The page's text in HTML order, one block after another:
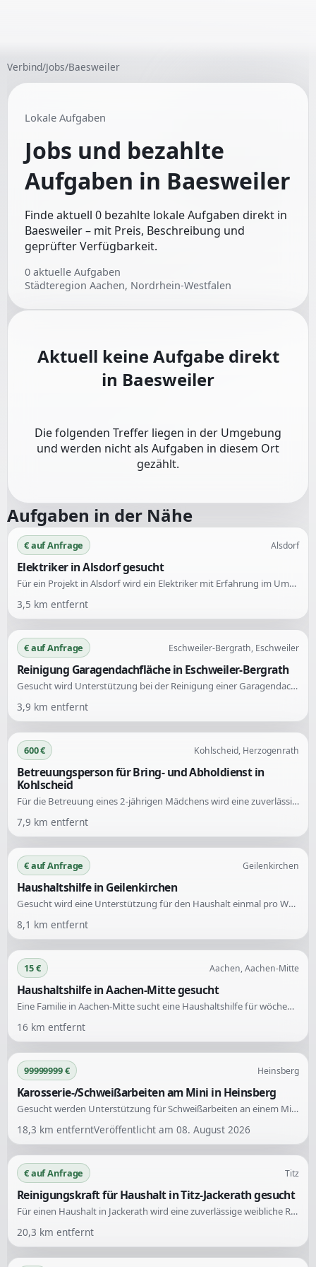
Verbind/Jobs/Baesweiler
Lokale Aufgaben
Jobs und bezahlte
Aufgaben in Baesweiler
Finde aktuell 0 bezahlte lokale Aufgaben direkt in
Baesweiler – mit Preis, Beschreibung und
geprüfter Verfügbarkeit.
0 aktuelle Aufgaben
Städteregion Aachen, Nordrhein-Westfalen
Aktuell keine Aufgabe direkt
in Baesweiler
Die folgenden Treffer liegen in der Umgebung
und werden nicht als Aufgaben in diesem Ort
gezählt.
Aufgaben in der Nähe
€ auf Anfrage Alsdorf
Elektriker in Alsdorf gesucht
Für ein Projekt in Alsdorf wird ein Elektriker mit Erfahrung im Umgang mit Bseed Touch Schaltern gesucht. Es handelt sich um eine einmalige Hilfeleistung.
3,5 km entfernt
€ auf Anfrage Eschweiler-Bergrath, Eschweiler
Reinigung Garagendachfläche in Eschweiler-Bergrath
Gesucht wird Unterstützung bei der Reinigung einer Garagendachfläche von ca. 30 m² in Eschweiler-Bergrath. Dazu gehört sowohl die reine Garagenfläche als auch die transparente Überdachung.
3,9 km entfernt
600 € Kohlscheid, Herzogenrath
Betreuungsperson für Bring- und Abholdienst in
Kohlscheid
Für die Betreuung eines 2-jährigen Mädchens wird eine zuverlässige Person gesucht. Die Aufgaben umfassen das morgendliche Bringen zur Kita und die nachmittägliche Abholung, mit flexiblen Möglichkeiten zur Durchführung.
7,9 km entfernt
€ auf Anfrage Geilenkirchen
Haushaltshilfe in Geilenkirchen
Gesucht wird eine Unterstützung für den Haushalt einmal pro Woche. Die genauen Aufgaben können direkt besprochen werden.
8,1 km entfernt
15 € Aachen, Aachen-Mitte
Haushaltshilfe in Aachen-Mitte gesucht
Eine Familie in Aachen-Mitte sucht eine Haushaltshilfe für wöchentliche Unterstützung. Die Hilfe wird entweder für 2 Stunden oder 3 Stunden pro Woche benötigt.
16 km entfernt
99999999 € Heinsberg
Karosserie-/Schweißarbeiten am Mini in Heinsberg
Gesucht werden Unterstützung für Schweißarbeiten an einem Mini. Konkrete Aufgaben umfassen die Instandsetzung von Rostschäden im Bereich der Heckleuchten und der linken Seitenwand mit neu angefertigten Blechen.
18,3 km entferntVeröffentlicht am 08. August 2026
€ auf Anfrage Titz
Reinigungskraft für Haushalt in Titz-Jackerath gesucht
Für einen Haushalt in Jackerath wird eine zuverlässige weibliche Reinigungskraft gesucht. Die Unterstützung wird regelmäßig für etwa zwei Stunden pro Woche benötigt. Eine offizielle Anmeldung der Tätigkeit (Minijob) ist wichtig.
20,3 km entfernt